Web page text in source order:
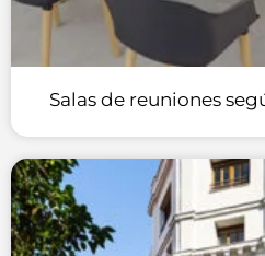
Salas de reuniones